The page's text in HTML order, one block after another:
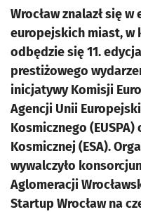
Wrocław znalazł się
europejskich miast, w
odbędzie się 11.
prestiżowego
inicjatywy Komisji
Agencji Unii
Kosmicznego
Kosmicznej (ESA).
wywalczyło
Aglomeracji
Startup Wrocław na